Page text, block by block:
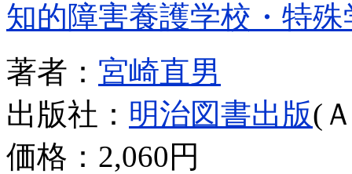
知的障害養護学校・特殊
著者： 宮崎直男
出版社： 明治図書出版(
価格： 2,060円